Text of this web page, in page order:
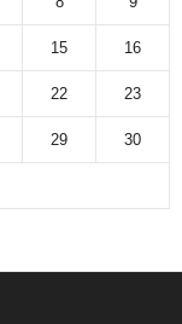
15 16
22 23
29 30